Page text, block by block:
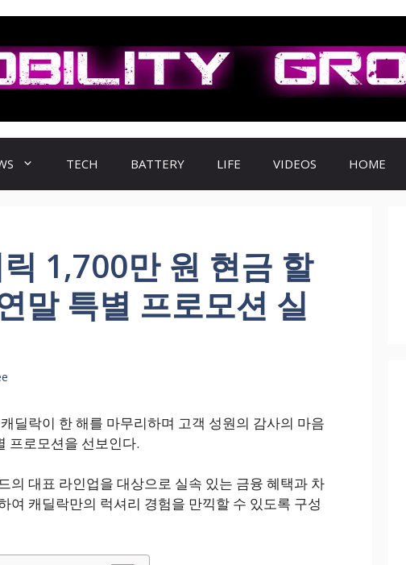
TECH BATTERY LIFE VIDEOS HOME
1,700만 원 현금 할
말 특별 프로모션 실
딜락이 한 해를 마무리하며 고객 성원의 감사의 마음
프로모션을 선보인다.
의 대표 라인업을 대상으로 실속 있는 금융 혜택과 차
여 캐딜락만의 럭셔리 경험을 만끽할 수 있도록 구성